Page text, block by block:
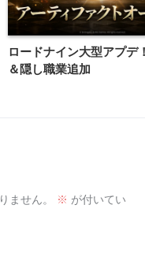
ロードナイン大型アプデ
＆隠し職業追加
ません。 ※ が付いてい